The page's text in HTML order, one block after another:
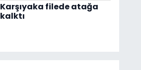
Karşıyaka filede atağa
kalktı